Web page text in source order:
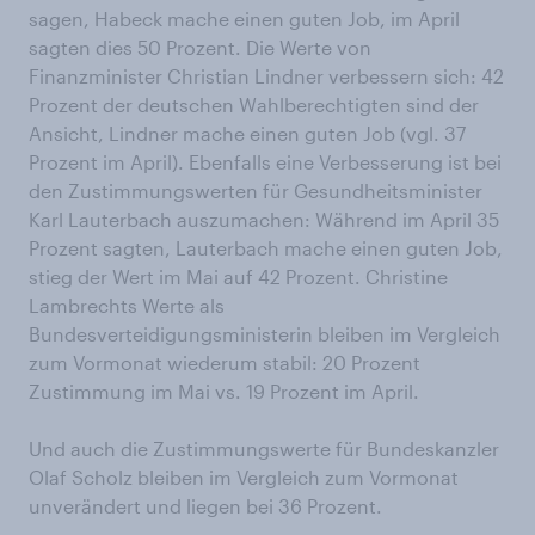
sagen, Habeck mache einen guten Job, im April
sagten dies 50 Prozent. Die Werte von
Finanzminister Christian Lindner verbessern sich: 42
Prozent der deutschen Wahlberechtigten sind der
Ansicht, Lindner mache einen guten Job (vgl. 37
Prozent im April). Ebenfalls eine Verbesserung ist bei
den Zustimmungswerten für Gesundheitsminister
Karl Lauterbach auszumachen: Während im April 35
Prozent sagten, Lauterbach mache einen guten Job,
stieg der Wert im Mai auf 42 Prozent. Christine
Lambrechts Werte als
Bundesverteidigungsministerin bleiben im Vergleich
zum Vormonat wiederum stabil: 20 Prozent
Zustimmung im Mai vs. 19 Prozent im April.
Und auch die Zustimmungswerte für Bundeskanzler
Olaf Scholz bleiben im Vergleich zum Vormonat
unverändert und liegen bei 36 Prozent.